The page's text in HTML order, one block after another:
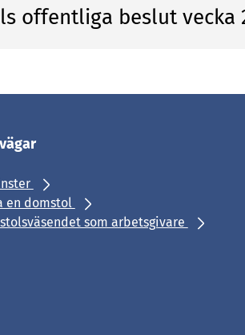
offentliga beslut vecka
en domstol
som arbetsgivare